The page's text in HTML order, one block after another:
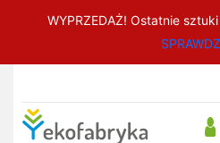
WYPRZEDAŻ! Ostatnie